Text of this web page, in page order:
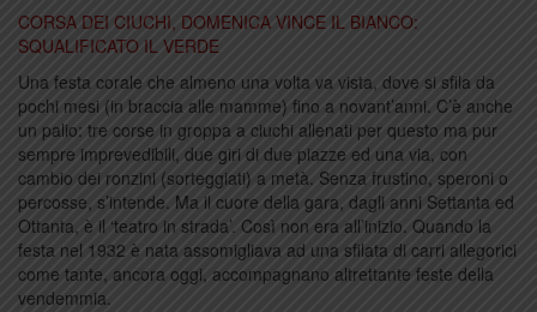
CORSA DEI CIUCHI, DOMENICA VINCE IL BIANCO:
SQUALIFICATO IL VERDE
Una festa corale che almeno una volta va vista, dove si sfila da
pochi mesi (in braccia alle mamme) fino a novant’anni. C’è anche
un palio: tre corse in groppa a ciuchi allenati per questo ma pur
sempre imprevedibili, due giri di due piazze ed una via, con
cambio dei ronzini (sorteggiati) a metà. Senza frustino, speroni o
percosse, s’intende. Ma il cuore della gara, dagli anni Settanta ed
Ottanta, è il ‘teatro in strada’. Così non era all’inizio. Quando la
festa nel 1932 è nata assomigliava ad una sfilata di carri allegorici
come tante, ancora oggi, accompagnano altrettante feste della
vendemmia.